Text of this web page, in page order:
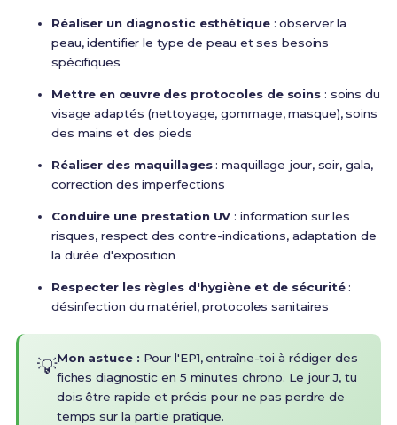
Réaliser un diagnostic esthétique: observer la
peau, identifier le type de peau et ses besoins
spécifiques
Mettre en œuvre des protocoles de soins : soins du
visage adaptés (nettoyage, gommage, masque), soins
des mains et des pieds
Réaliser des maquillages: maquillage jour, soir, gala,
correction des imperfections
Conduire une prestation UV : information sur les
risques, respect des contre-indications, adaptation de
la durée d'exposition
Respecter les règles d'hygiène et de sécurité:
désinfection du matériel, protocoles sanitaires
💡Mon astuce : Pour l'EP1, entraîne-toi à rédiger des
fiches diagnostic en 5 minutes chrono. Le jour J, tu
dois être rapide et précis pour ne pas perdre de
temps sur la partie pratique.